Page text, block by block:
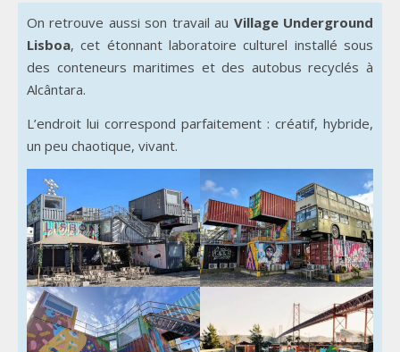
On retrouve aussi son travail au Village Underground
Lisboa, cet étonnant laboratoire culturel installé sous
des conteneurs maritimes et des autobus recyclés à
Alcântara.
L’endroit lui correspond parfaitement : créatif, hybride,
un peu chaotique, vivant.